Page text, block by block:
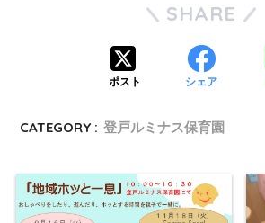
SHARE
ポスト シェア
CATEGORY : 登戸ルミナス保育園